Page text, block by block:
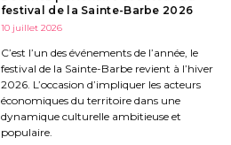
festival de la Sainte-Barbe 2026
10 juillet 2026
C’est l’un des événements de l’année, le
festival de la Sainte-Barbe revient à l’hiver
2026. L’occasion d’impliquer les acteurs
économiques du territoire dans une
dynamique culturelle ambitieuse et
populaire.